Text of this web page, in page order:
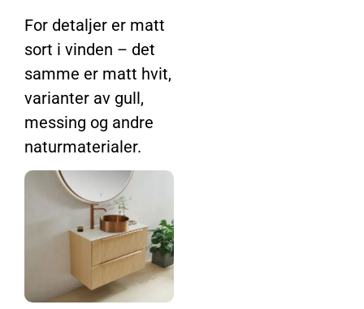
For detaljer er matt
sort i vinden – det
samme er matt hvit,
varianter av gull,
messing og andre
naturmaterialer.